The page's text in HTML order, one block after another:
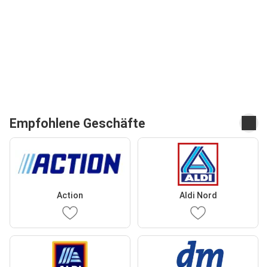
Empfohlene Geschäfte
Action Aldi Nord